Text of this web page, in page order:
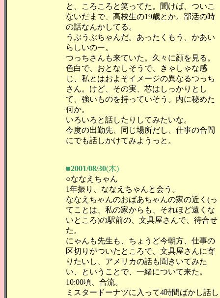
と、ころころと笑ってた。聞けば、ついこ
ないだまで、高校生の19歳とか。部活の時
の話なんかしてる。
うぶうぶちゃんだ。あったくもう、かあい
らしいのー。
つっちさんも来ていた。久々に顔を見る。
色白で、おとなしそうで、きゃしゃな感
じ、私とはおよそイメージの異なるつっち
さん。けど、その実、芯はしっかりとし
て、強いものを持っていそう。内に秘めた
何か。
いろいろと話したりしてみたいな。
今度の出勤先、同じ場所だし、仕事の合間
にでも話しかけてみようっと。
■2001/08/30(木)
○ななえちゃん
1年振り、ななえちゃんと会う。
ななえちゃんのおばあちゃんの家の近く(っ
てことは、私の家からも、それほど遠くな
いところ)の駅前の、文具屋さんで、待合せ
た。
にゃんも先生も、ちょうど今朝方、仕事の
区切りがついたところで、文具屋さんに寄
りたいし、アメリカの話も聞きいてみた
い、ということで、一緒について来た。
10:00頃、合流。
ミスタードーナツに入って4時間ばかし話し